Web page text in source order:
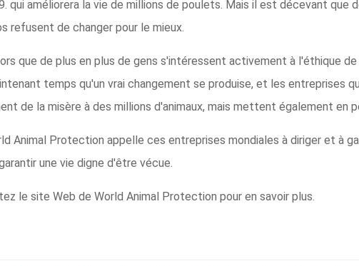
qui améliorera la vie de millions de poulets. Mais il est décevant
refusent de changer pour le mieux.
que de plus en plus de gens s'intéressent activement à l'éthique
temps qu'un vrai changement se produise, et les entreprises
de la misère à des millions d'animaux, mais mettent également en
Animal Protection appelle ces entreprises mondiales à diriger et à
une vie digne d'être vécue.
le site Web de World Animal Protection pour en savoir plus.